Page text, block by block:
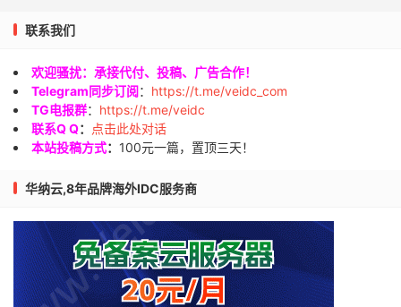
联系我们
欢迎骚扰：承接代付、投稿、广告合作！
Telegram同步订阅： https://t.me/veidc_com
TG电报群： https://t.me/veidc
联系Q Q：
点击此处对话
本站投稿方式： 100元一篇，置顶三天！
华纳云,8年品牌海外IDC服务商